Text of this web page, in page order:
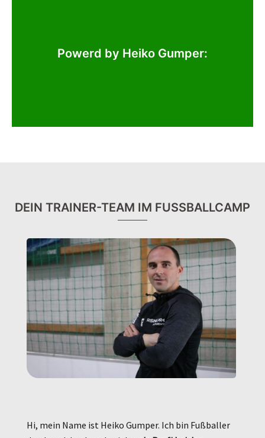
Powerd by Heiko Gumper:
DEIN TRAINER-TEAM IM FUSSBALLCAMP
Hi, mein Name ist Heiko Gumper. Ich bin Fußballer